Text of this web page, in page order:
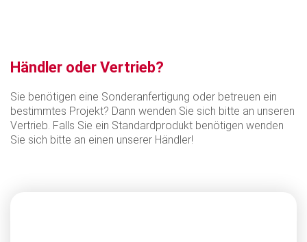
Händler oder Vertrieb?
Sie benötigen eine Sonderanfertigung oder betreuen ein
bestimmtes Projekt? Dann wenden Sie sich bitte an unseren
Vertrieb. Falls Sie ein Standardprodukt benötigen wenden
Sie sich bitte an einen unserer Händler!